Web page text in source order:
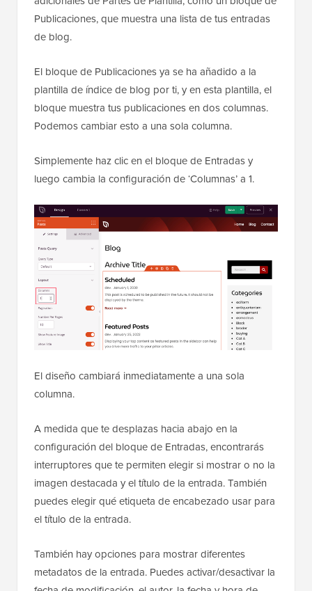
Publicaciones, que muestra una lista de tus entradas
de blog.
El bloque de Publicaciones ya se ha añadido a la
plantilla de índice de blog por ti, y en esta plantilla, el
bloque muestra tus publicaciones en dos columnas.
Podemos cambiar esto a una sola columna.
Simplemente haz clic en el bloque de Entradas y
luego cambia la configuración de ‘Columnas’ a 1.
El diseño cambiará inmediatamente a una sola
columna.
A medida que te desplazas hacia abajo en la
configuración del bloque de Entradas, encontrarás
interruptores que te permiten elegir si mostrar o no la
imagen destacada y el título de la entrada. También
puedes elegir qué etiqueta de encabezado usar para
el título de la entrada.
También hay opciones para mostrar diferentes
metadatos de la entrada. Puedes activar/desactivar la